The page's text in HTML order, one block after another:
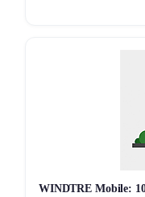
WINDTRE Mobile: